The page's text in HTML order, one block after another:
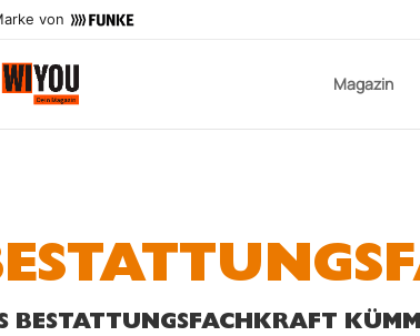
von
Magazin
BESTATTUNGSFACHKRAFT